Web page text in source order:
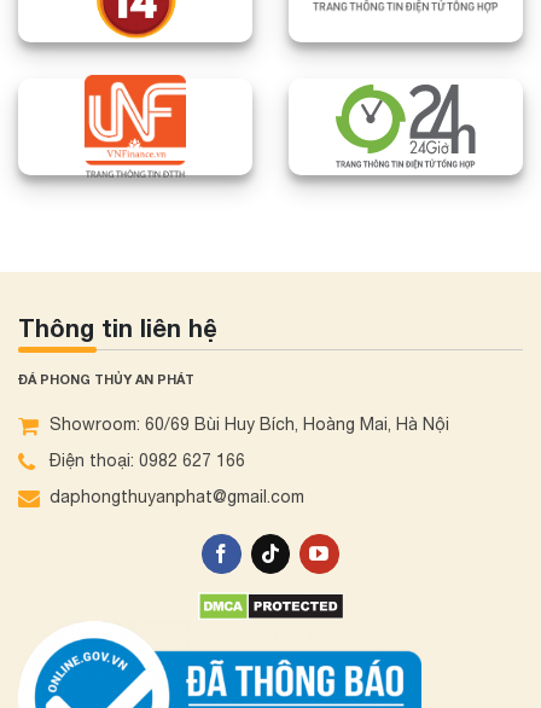
Thông tin liên hệ
ĐÁ PHONG THỦY AN PHÁT
Showroom: 60/69 Bùi Huy Bích, Hoàng Mai, Hà Nội
Điện thoại: 0982 627 166
daphongthuyanphat@gmail.com